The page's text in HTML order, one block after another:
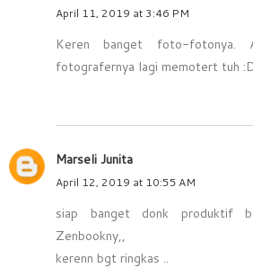
April 11, 2019 at 3:46 PM
Keren banget foto-fotonya.
fotografernya lagi memotert tuh
Marseli Junita
April 12, 2019 at 10:55 AM
siap banget donk produktif
Zenbookny,,
kerenn bgt ringkas ..